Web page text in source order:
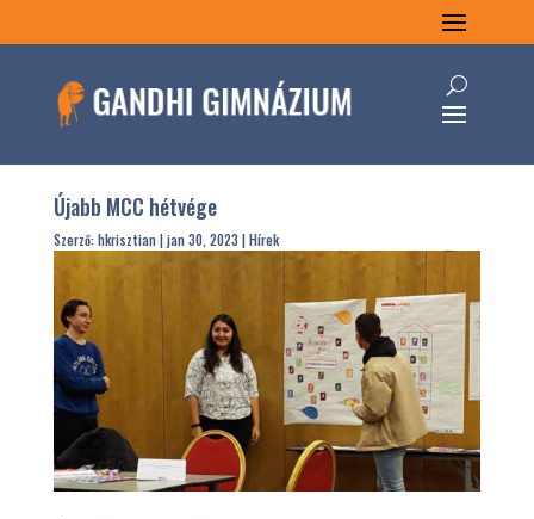
Újabb MCC hétvége
Szerző:hkrisztian|jan 30, 2023 |Hírek